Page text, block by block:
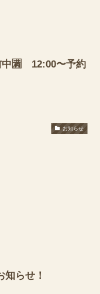
中🈵 12:00〜予約
お知らせ
知らせ！